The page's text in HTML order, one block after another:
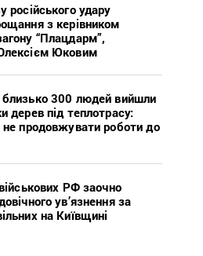
російського удару
з керівником
“Плацдарм”,
Юковим
300 людей вийшли
дерев під теплотрасу:
не продовжувати роботи до
РФ заочно
ув’язнення за
на Київщині